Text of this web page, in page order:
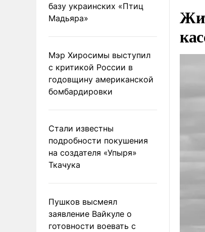
базу украинских «Птиц
Мадьяра»
Мэр Хиросимы выступил
с критикой России в
годовщину американской
бомбардировки
Стали известны
подробности покушения
на создателя «Упыря»
Ткачука
Пушков высмеял
заявление Вайкуле о
готовности воевать с